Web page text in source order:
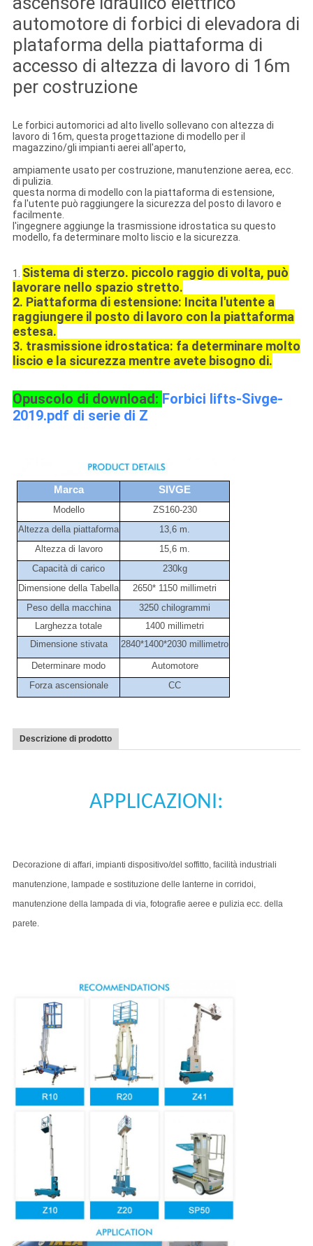
automotore di forbici di elevadora di
plataforma della piattaforma di
accesso di altezza di lavoro di 16m
per costruzione
Le forbici automorici ad alto livello sollevano con altezza di
lavoro di 16m, questa progettazione di modello per il
magazzino/gli impianti aerei all'aperto,
ampiamente usato per costruzione, manutenzione aerea, ecc.
di pulizia.
questa norma di modello con la piattaforma di estensione,
fa l'utente può raggiungere la sicurezza del posto di lavoro e
facilmente.
l'ingegnere aggiunge la trasmissione idrostatica su questo
modello, fa determinare molto liscio e la sicurezza.
1. Sistema di sterzo. piccolo raggio di volta, può
lavorare nello spazio stretto.
2. Piattaforma di estensione: Incita l'utente a
raggiungere il posto di lavoro con la piattaforma
estesa.
3. trasmissione idrostatica: fa determinare molto
liscio e la sicurezza mentre avete bisogno di.
Opuscolo di download: Forbici lifts-Sivge-
2019.pdf di serie di Z
Marca SIVGE
Modello
ZS160-230
Altezza della piattaforma
13,6 m.
Altezza di lavoro
15,6 m.
Capacità di carico
230kg
Dimensione della Tabella
2650* 1150 millimetri
Peso della macchina
3250 chilogrammi
Larghezza totale
1400 millimetri
Dimensione stivata
2840*1400*2030 millimetro
Determinare modo
Automotore
Forza ascensionale
CC
Descrizione di prodotto
APPLICAZIONI:
Decorazione di affari, impianti dispositivo/del soffitto, facilità industriali
manutenzione, lampade e sostituzione delle lanterne in corridoi,
manutenzione della lampada di via, fotografie aeree e pulizia ecc. della
parete.